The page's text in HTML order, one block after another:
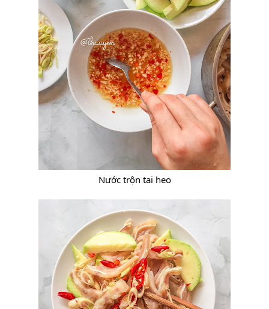
Nước trộn tai heo